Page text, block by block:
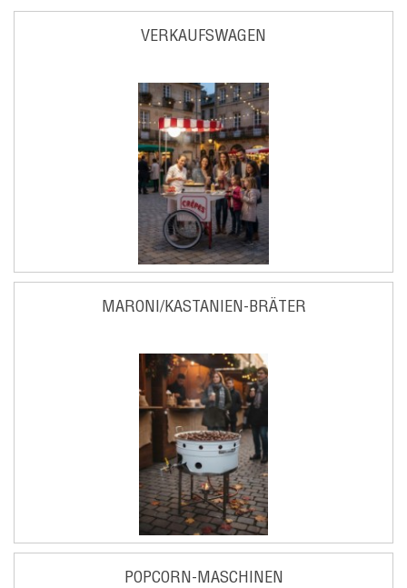
VERKAUFSWAGEN
MARONI/KASTANIEN-BRÄTER
POPCORN-MASCHINEN